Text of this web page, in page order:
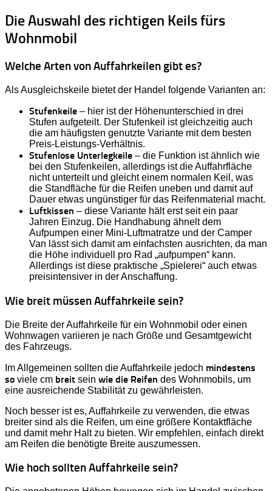
Die Auswahl des richtigen Keils fürs
Wohnmobil
Welche Arten von Auffahrkeilen gibt es?
Als Ausgleichskeile bietet der Handel folgende Varianten an:
Stufenkeile – hier ist der Höhenunterschied in drei
Stufen aufgeteilt. Der Stufenkeil ist gleichzeitig auch
die am häufigsten genutzte Variante mit dem besten
Preis-Leistungs-Verhältnis.
Stufenlose Unterlegkeile – die Funktion ist ähnlich wie
bei den Stufenkeilen, allerdings ist die Auffahrfläche
nicht unterteilt und gleicht einem normalen Keil, was
die Standfläche für die Reifen uneben und damit auf
Dauer etwas ungünstiger für das Reifenmaterial macht.
Luftkissen – diese Variante hält erst seit ein paar
Jahren Einzug. Die Handhabung ähnelt dem
Aufpumpen einer Mini-Luftmatratze und der Camper
Van lässt sich damit am einfachsten ausrichten, da man
die Höhe individuell pro Rad „aufpumpen“ kann.
Allerdings ist diese praktische „Spielerei“ auch etwas
preisintensiver in der Anschaffung.
Wie breit müssen Auffahrkeile sein?
Die Breite der Auffahrkeile für ein Wohnmobil oder einen
Wohnwagen variieren je nach Größe und Gesamtgewicht
des Fahrzeugs.
Im Allgemeinen sollten die Auffahrkeile jedoch mindestens
so viele cm breit sein wie die Reifen des Wohnmobils, um
eine ausreichende Stabilität zu gewährleisten.
Noch besser ist es, Auffahrkeile zu verwenden, die etwas
breiter sind als die Reifen, um eine größere Kontaktfläche
und damit mehr Halt zu bieten. Wir empfehlen, einfach direkt
am Reifen die benötigte Breite auszumessen.
Wie hoch sollten Auffahrkeile sein?